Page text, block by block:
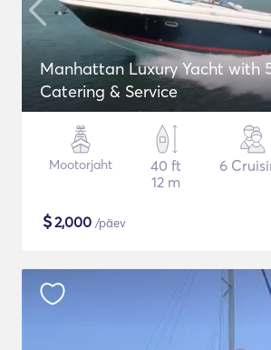
Manhattan Luxury Yacht with
Catering & Service
Mootorjaht
40 ft
12 m
6
$2,000 /päev